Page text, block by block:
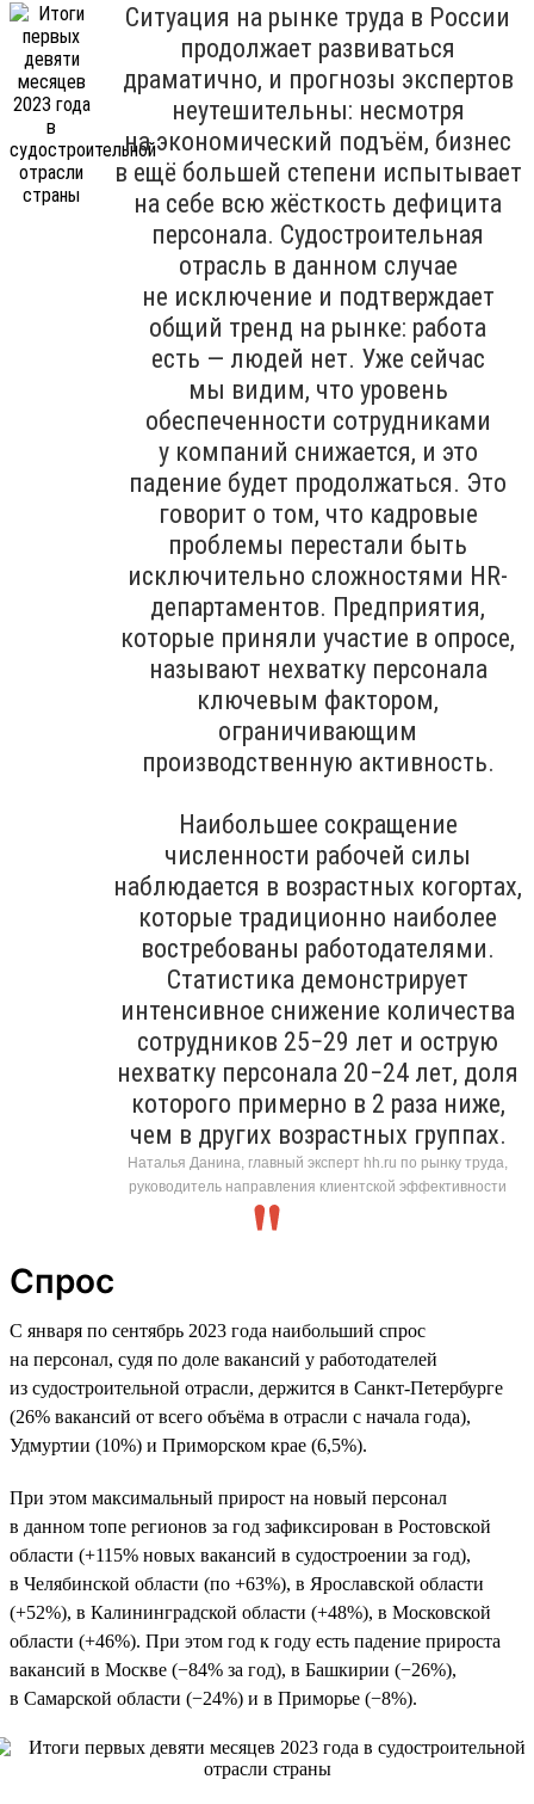
Ситуация на рынке труда в России
продолжает развиваться
драматично, и прогнозы экспертов
неутешительны: несмотря
на экономический подъём, бизнес
в ещё большей степени испытывает
на себе всю жёсткость дефицита
персонала. Судостроительная
отрасль в данном случае
не исключение и подтверждает
общий тренд на рынке: работа
есть — людей нет. Уже сейчас
мы видим, что уровень
обеспеченности сотрудниками
у компаний снижается, и это
падение будет продолжаться. Это
говорит о том, что кадровые
проблемы перестали быть
исключительно сложностями HR-
департаментов. Предприятия,
которые приняли участие в опросе,
называют нехватку персонала
ключевым фактором,
ограничивающим
производственную активность.
Наибольшее сокращение
численности рабочей силы
наблюдается в возрастных когортах,
которые традиционно наиболее
востребованы работодателями.
Статистика демонстрирует
интенсивное снижение количества
сотрудников 25−29 лет и острую
нехватку персонала 20−24 лет, доля
которого примерно в 2 раза ниже,
чем в других возрастных группах.
Наталья Данина, главный эксперт hh.ru по рынку труда,
руководитель направления клиентской эффективности
Спрос
С января по сентябрь 2023 года наибольший спрос
на персонал, судя по доле вакансий у работодателей
из судостроительной отрасли, держится в Санкт-Петербурге
(26% вакансий от всего объёма в отрасли с начала года),
Удмуртии (10%) и Приморском крае (6,5%).
При этом максимальный прирост на новый персонал
в данном топе регионов за год зафиксирован в Ростовской
области (+115% новых вакансий в судостроении за год),
в Челябинской области (по +63%), в Ярославской области
(+52%), в Калининградской области (+48%), в Московской
области (+46%). При этом год к году есть падение прироста
вакансий в Москве (−84% за год), в Башкирии (−26%),
в Самарской области (−24%) и в Приморье (−8%).